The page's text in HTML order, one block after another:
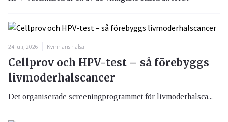
24 juli, 2026 Kvinnans hälsa
Cellprov och HPV-test – så förebyggs
livmoderhalscancer
Det organiserade screeningprogrammet för livmoderhalsca...